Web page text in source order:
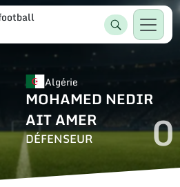
Algérie
MOHAMED NEDIR
AIT AMER
DÉFENSEUR 0